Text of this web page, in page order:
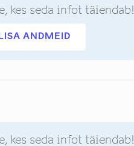
kes seda infot täiendab!
LISA ANDMEID
kes seda infot täiendab!